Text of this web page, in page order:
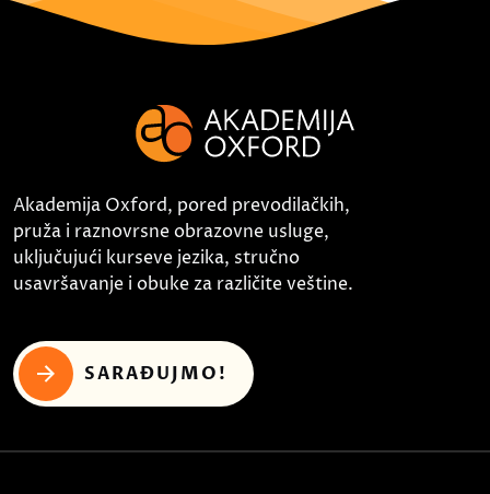
Akademija Oxford, pored prevodilačkih,
pruža i raznovrsne obrazovne usluge,
uključujući kurseve jezika, stručno
usavršavanje i obuke za različite veštine.
SARAĐUJMO!